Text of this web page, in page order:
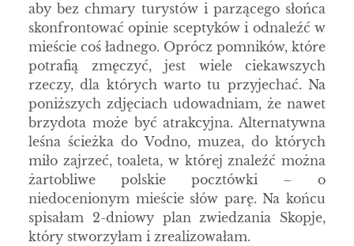
aby bez chmary turystów i parzącego słońca
skonfrontować opinie sceptyków i odnaleźć w
mieście coś ładnego. Oprócz pomników, które
potrafią zmęczyć, jest wiele ciekawszych
rzeczy, dla których warto tu przyjechać. Na
poniższych zdjęciach udowadniam, że nawet
brzydota może być atrakcyjna. Alternatywna
leśna ścieżka do Vodno, muzea, do których
miło zajrzeć, toaleta, w której znaleźć można
żartobliwe polskie pocztówki – o
niedocenionym mieście słów parę. Na końcu
spisałam 2-dniowy plan zwiedzania Skopje,
który stworzyłam i zrealizowałam.